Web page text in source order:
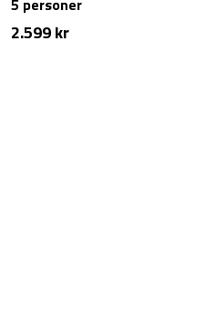
5 personer
2.599kr